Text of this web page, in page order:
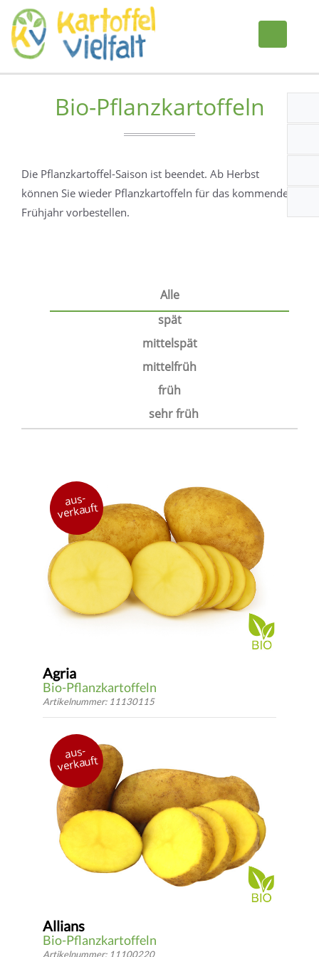
Bio-Pflanzkartoffeln
Die Pflanzkartoffel-Saison ist beendet. Ab Herbst
können Sie wieder Pflanzkartoffeln für das kommende
Frühjahr vorbestellen.
Alle
spät
mittelspät
mittelfrüh
früh
sehr früh
aus-
verkauft
Agria
Bio-Pflanzkartoffeln
Artikelnummer: 11130115
Deutschland 1985
vorwiegend festkochend
mittelfrüh bis mittelspät
DETAILS ab 2.94 €
* inkl. gesetzlicher USt. zzgl. Versandkosten
aus-
verkauft
Allians
Bio-Pflanzkartoffeln
Artikelnummer: 11100220